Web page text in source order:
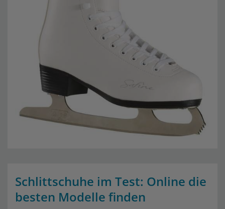
Schlittschuhe im Test: Online die
besten Modelle finden